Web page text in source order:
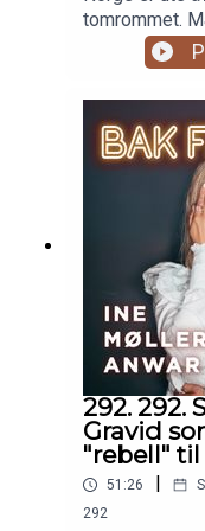
tomrommet.
eller er det
Vi snakker
sommerens
sponset av
Onlinetimer
292. 292.
Gravid
"rebell"
51:26 |
292